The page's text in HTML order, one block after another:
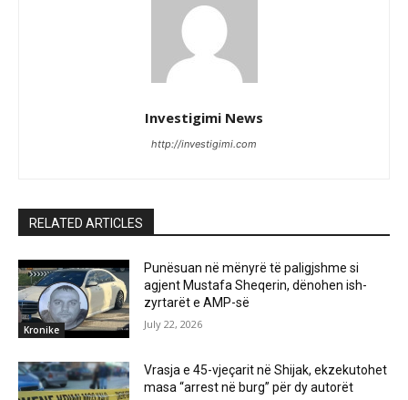
Investigimi News
http://investigimi.com
RELATED ARTICLES
Kronike
Punësuan në mënyrë të paligjshme si
agjent Mustafa Sheqerin, dënohen ish-
zyrtarët e AMP-së
July 22, 2026
Vrasja e 45-vjeçarit në Shijak, ekzekutohet
masa “arrest në burg” për dy autorët